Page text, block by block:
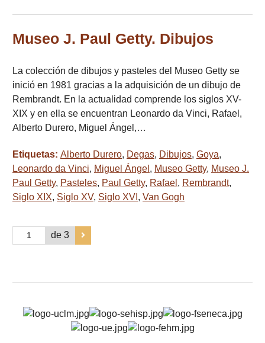
Museo J. Paul Getty. Dibujos
La colección de dibujos y pasteles del Museo Getty se
inició en 1981 gracias a la adquisición de un dibujo de
Rembrandt. En la actualidad comprende los siglos XV-
XIX y en ella se encuentran Leonardo da Vinci, Rafael,
Alberto Durero, Miguel Ángel,…
Etiquetas: Alberto Durero, Degas, Dibujos, Goya,
Leonardo da Vinci, Miguel Ángel , Museo Getty, Museo J.
Paul Getty, Pasteles, Paul Getty, Rafael , Rembrandt,
Siglo XIX, Siglo XV, Siglo XVI , Van Gogh
de 3